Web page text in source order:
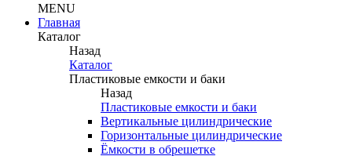
MENU
Главная
Каталог
Назад
Каталог
Пластиковые емкости и баки
Назад
Пластиковые емкости и баки
Вертикальные цилиндрические
Горизонтальные цилиндрические
Ёмкости в обрешетке